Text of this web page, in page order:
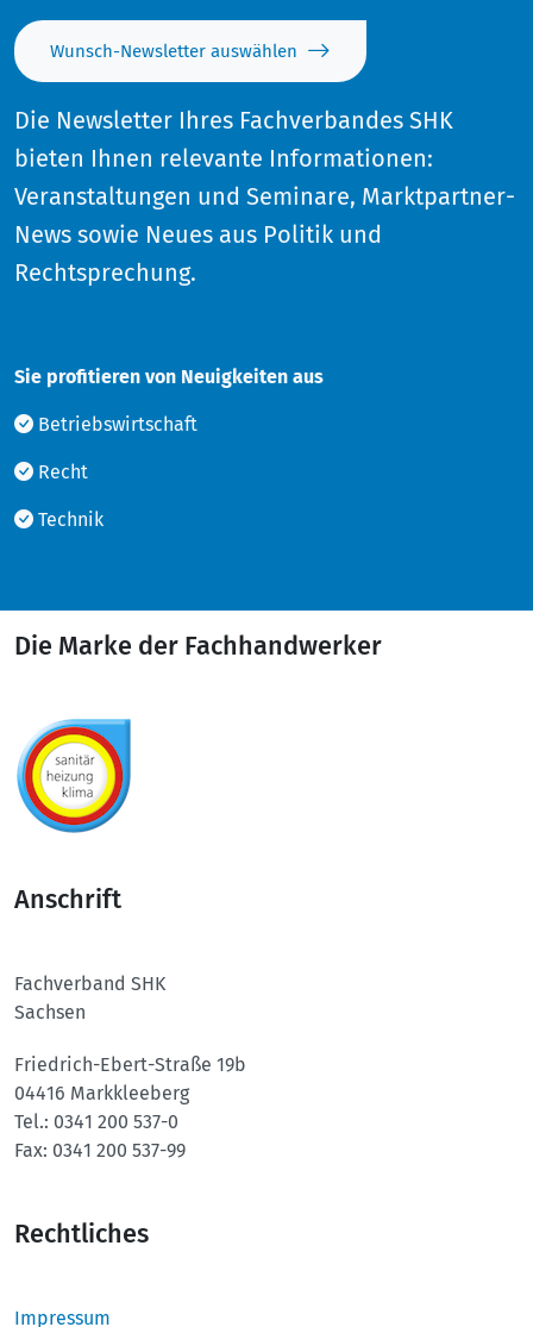
Wunsch-Newsletter auswählen
Die Newsletter Ihres Fachverbandes SHK
bieten Ihnen relevante Informationen:
Veranstaltungen und Seminare, Marktpartner-
News sowie Neues aus Politik und
Rechtsprechung.
Sie profitieren von Neuigkeiten aus
Betriebswirtschaft
Recht
Technik
Die Marke der Fachhandwerker
Anschrift
Fachverband SHK
Sachsen
Friedrich-Ebert-Straße 19b
04416 Markkleeberg
Tel.: 0341 200 537-0
Fax: 0341 200 537-99
Rechtliches
Impressum